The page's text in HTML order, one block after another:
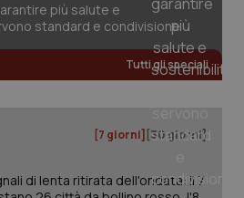
più salute e
standard e condivisione
Tutti gli speciali
[7 giorni] [30 giorni]
di lenta ritirata dell'ondata: il 7